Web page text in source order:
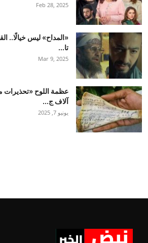
Feb 28, 2025
«المداح» ليس خيالًا..
تا...
Mar 9, 2025
آلاف ج...
يونيو 7, 2025